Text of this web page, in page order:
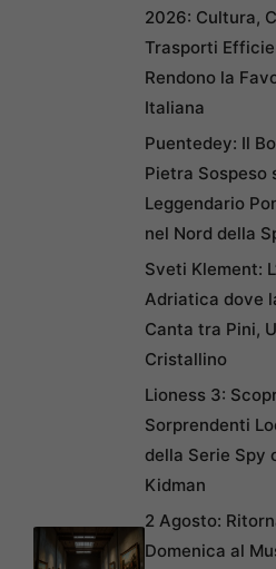
2026: Cultura,
Trasporti
Rendono la
Italiana
Puentedey: Il
Pietra Sospeso
Leggendario
nel Nord della
Sveti Klement:
Adriatica dove
Canta tra Pini,
Cristallino
Lioness 3:
Sorprendenti
della Serie Spy
Kidman
2 Agosto:
Domenica al